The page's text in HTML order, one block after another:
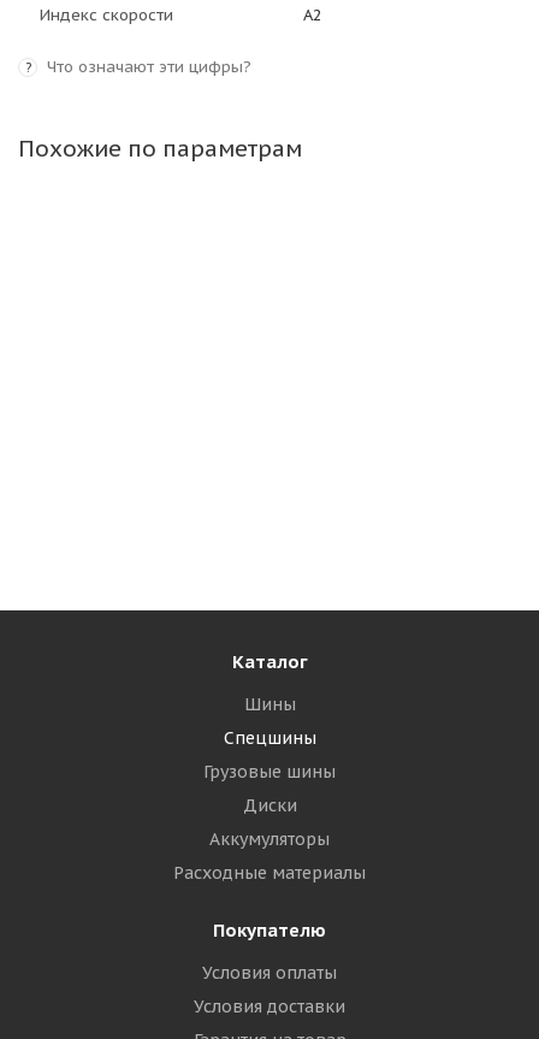
Индекс скорости A2
? Что означают эти цифры?
Похожие по параметрам
39 960₽
Подробнее
Armour 17,5-25 16PR L-3 TL КИТАЙ
Каталог
Шины
Спецшины
Грузовые шины
Диски
Аккумуляторы
Расходные материалы
Покупателю
Условия оплаты
Условия доставки